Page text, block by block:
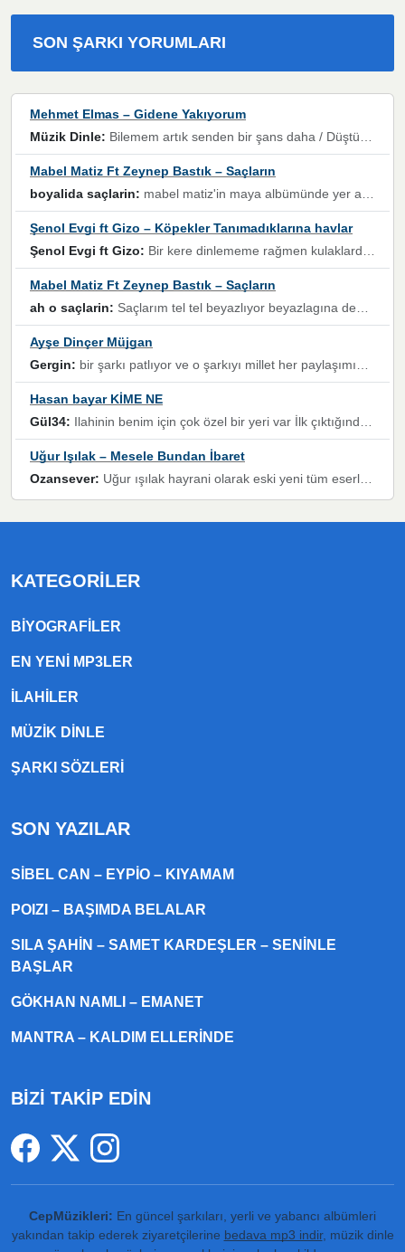
SON ŞARKI YORUMLARI
Mehmet Elmas – Gidene Yakıyorum
Müzik Dinle: Bilemem artık senden bir şans daha / Düştüğün zaman ben olmayacağım yanında” dizeleri, artık geçmişin tekrarına izin verilmeyeceğini, kişisel sınırların çizildiğini gösteriyor.
Mabel Matiz Ft Zeynep Bastık – Saçların
boyalida saçlarin: mabel matiz'in maya albümünde yer alan güzellerden. parça da şarkı hani! müzikal altyapısına vurulduğum, sözlerinde kaybolduğum bir parça olmuş.
Şenol Evgi ft Gizo – Köpekler Tanımadıklarına havlar
Şenol Evgi ft Gizo: Bir kere dinlememe rağmen kulaklardan gitmiyor sen sen sen sen kurban ol sen sen sen sen hayran ol yükses ses müzik dinleme sebebisiniz canlar bomba gibi patladınız maşallah
Mabel Matiz Ft Zeynep Bastık – Saçların
ah o saçlarin: Saçlarım tel tel beyazlıyor beyazlagına degil yanımda sen yoksun ona üzülüyorum günler bir bir geçiyor geçen günlere değil sensiz geçen günlere darılıyorum,Dinledikce asla kavusamayacagim ama asla unutamicagim sevdiğim adam için yanar içim
Ayşe Dinçer Müjgan
Gergin: bir şarkı patlıyor ve o şarkıyı millet her paylaşımın altına koyuyor ve öyle bir durum hal alıyor ki şarkıyı dinlemeden şarkıdan bikıyorsun Ama bu enteresan bir şekilde dillere dolanıyor millet olarak seviyoruz dertlerle boğuşurken bir yandan da göbek atmayi))) diyeceklerim bu kadar güzel hoş bir sayfa emeğinize sağlık arkadaşlar kolay gelsin
Hasan bayar KİME NE
Gül34: Ilahinin benim için çok özel bir yeri var İlk çıktığında komşum ne kadar yüksek sesle dinliyorsa orada duymuştum ve YouTube'dan aratıp Bu ilahiyi bulmuştum ve sonra müdavimi oldum günlük Ben de 3-5 kere dinleyip ezberleyip artık ilahiye bende eşlik ediyorum yüksek sesle Allah razı olsun hizmet nimettir Rabbim sizin zahmetlerinize de hayırlı nimetler versin Selam ve dua ile Allah'a emanet olun
Uğur Işılak – Mesele Bundan İbaret
Ozansever: Uğur ışılak hayrani olarak eski yeni tüm eserlerini keyifle huzurla dinleyenlerden birisiyim, emeğine saygı duyan gönül veren bunu en güzel şekilde sevenlerine ulaştıran siz değerli sayfa yöneticilerine de teşekkür ederim
KATEGORILER
BIYOGRAFILER
EN YENI MP3LER
ILAHILER
MÜZIK DINLE
ŞARKI SÖZLERI
SON YAZILAR
SIBEL CAN – EYPIO – KIYAMAM
POIZI – BAŞIMDA BELALAR
SILA ŞAHIN – SAMET KARDEŞLER – SENINLE
BAŞLAR
GÖKHAN NAMLI – EMANET
MANTRA – KALDIM ELLERINDE
BİZİ TAKİP EDİN
CepMüzikleri: En güncel şarkıları, yerli ve yabancı albümleri
yakından takip ederek ziyaretçilerine bedava mp3 indir, müzik dinle